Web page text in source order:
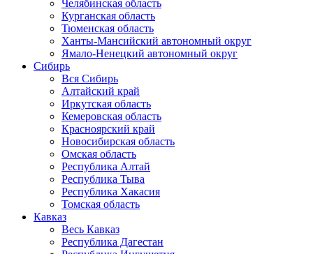
Челябинская область
Курганская область
Тюменская область
Ханты-Мансийский автономный округ
Ямало-Ненецкий автономный округ
Сибирь
Вся Сибирь
Алтайский край
Иркутская область
Кемеровская область
Красноярский край
Новосибирская область
Омская область
Республика Алтай
Республика Тыва
Республика Хакасия
Томская область
Кавказ
Весь Кавказ
Республика Дагестан